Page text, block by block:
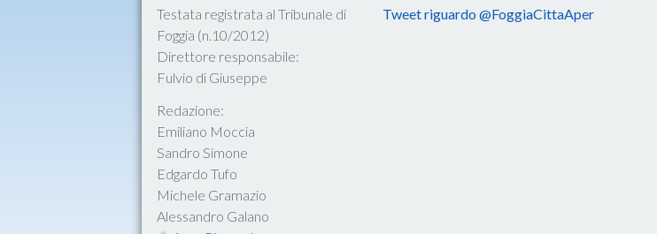
Testata registrata al Tribunale di
Foggia (n.10/2012)
Direttore responsabile:
Fulvio di Giuseppe
Redazione:
Emiliano Moccia
Sandro Simone
Edgardo Tufo
Michele Gramazio
Alessandro Galano
Tweet riguardo @FoggiaCittaAper